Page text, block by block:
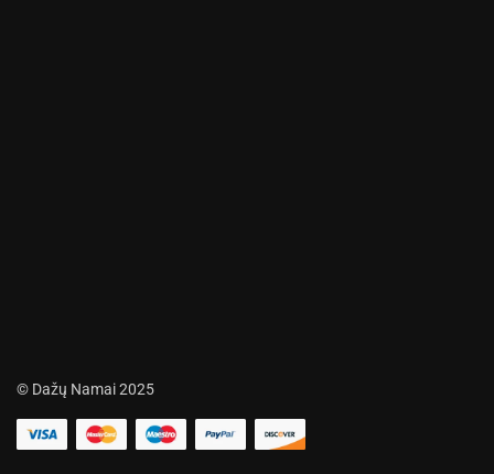
© Dažų Namai 2025